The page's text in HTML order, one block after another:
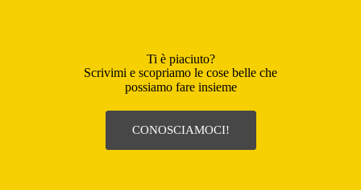
Ti è piaciuto?
Scrivimi e scopriamo le cose belle che
possiamo fare insieme
CONOSCIAMOCI!